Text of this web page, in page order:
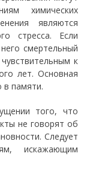
химических
являются
стресса. Если
смертельный
к
лет. Основная
в памяти.
того, что
не говорят об
Следует
искажающим